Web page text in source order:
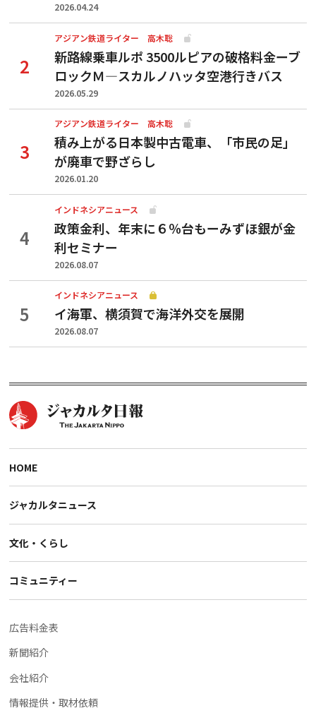
2026.04.24
アジアン鉄道ライター 高木聡
新路線乗車ルポ 3500ルピアの破格料金ーブ
ロックＭ―スカルノハッタ空港行きバス
2026.05.29
アジアン鉄道ライター 高木聡
積み上がる日本製中古電車、「市民の足」
が廃車で野ざらし
2026.01.20
インドネシアニュース
政策金利、年末に６％台もーみずほ銀が金
利セミナー
2026.08.07
インドネシアニュース
イ海軍、横須賀で海洋外交を展開
2026.08.07
HOME
ジャカルタニュース
文化・くらし
コミュニティー
広告料金表
新聞紹介
会社紹介
情報提供・取材依頼